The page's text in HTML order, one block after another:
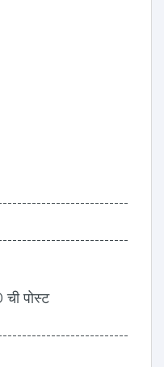
पोस्ट